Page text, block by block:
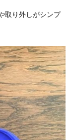
取り外しがシンプ